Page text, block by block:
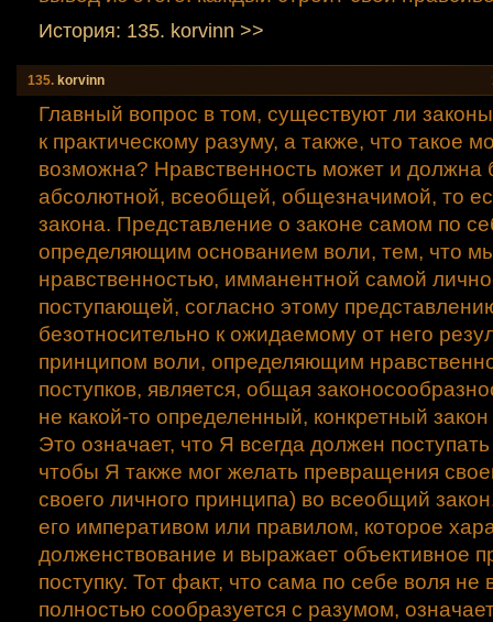
История: 135. korvinn >>
135. korvinn
Главный вопрос в том, существуют ли
к практическому разуму, а также, что такое
возможна? Нравственность может и должна
абсолютной, всеобщей, общезначимой, то
закона. Представление о законе самом по
определяющим основанием воли, тем, что
нравственностью, имманентной самой
поступающей, согласно этому
безотносительно к ожидаемому от него
принципом воли, определяющим
поступков, является, общая
не какой-то определенный, конкретный
Это означает, что Я всегда должен поступать
чтобы Я также мог желать превращения
своего личного принципа) во всеобщий
его императивом или правилом, которое
долженствование и выражает объективное
поступку. Тот факт, что сама по себе воля не
полностью сообразуется с разумом,